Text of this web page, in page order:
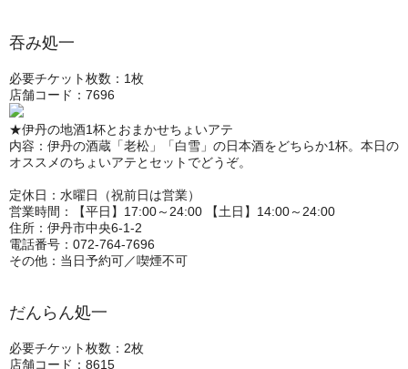
吞み処一
必要チケット枚数：1枚
店舗コード：7696
★伊丹の地酒1杯とおまかせちょいアテ
内容：伊丹の酒蔵「老松」「白雪」の日本酒をどちらか1杯。本日の
オススメのちょいアテとセットでどうぞ。
定休日：水曜日（祝前日は営業）
営業時間：【平日】17:00～24:00 【土日】14:00～24:00
住所：伊丹市中央6-1-2
電話番号：072-764-7696
その他：当日予約可／喫煙不可
だんらん処一
必要チケット枚数：2枚
店舗コード：8615